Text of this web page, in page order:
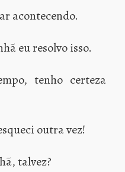
acontecendo.
eu resolvo isso.
tenho certeza
outra vez!
talvez?